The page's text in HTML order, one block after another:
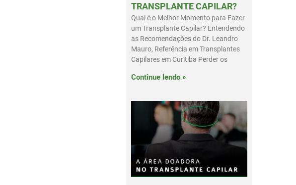
TRANSPLANTE CAPILAR?
Qual é o Melhor Momento para Fazer
um Transplante Capilar? Entendendo
as Recomendações do Dr. Leandro
Mauro, Referência em Transplantes
Capilares em Curitiba Perder os
Continue lendo »